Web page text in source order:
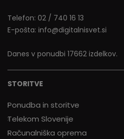
Telefon: 02 / 740 16 13
E-pošta: info@digitalnisvet.si
Danes v ponudbi 17662 izdelkov.
STORITVE
Ponudba in storitve
Telekom Slovenije
Računalniška oprema